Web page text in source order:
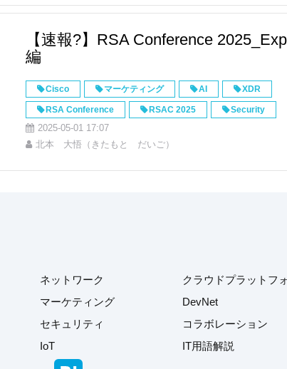
【速報?】RSA Conference
編
Cisco マーケティング AI XDR
RSA Conference RSAC 2025 Security
Identity
Expo Hypershield
ZTNA Zero Trust Network Access
2025-05-01 17:07
北本 大悟（きたもと だいご）
ネットワーク
マーケティング
セキュリティ
IoT
クラウドプラットフ
DevNet
コラボレーション
IT用語解説